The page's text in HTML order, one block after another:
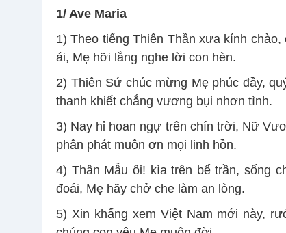
1/ Ave Maria
1) Theo tiếng Thiên Thần xưa kính
ái, Mẹ hỡi lắng nghe lời con hèn.
2) Thiên Sứ chúc mừng Mẹ phúc đầy,
thanh khiết chẳng vương bụi nhơn tình.
3) Nay hỉ hoan ngự trên chín trời, Nữ
phân phát muôn ơn mọi linh hồn.
4) Thân Mẫu ôi! kìa trên bể trần, sống
đoái, Mẹ hãy chở che làm an lòng.
5) Xin khấng xem Việt Nam mới này,